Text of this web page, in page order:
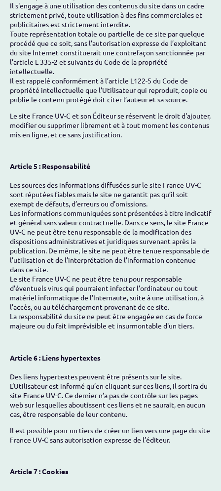
Il s'engage à une utilisation des contenus du site dans un cadre
strictement privé, toute utilisation à des fins commerciales et
publicitaires est strictement interdite.
Toute représentation totale ou partielle de ce site par quelque
procédé que ce soit, sans l’autorisation expresse de l’exploitant
du site Internet constituerait une contrefaçon sanctionnée par
l’article L 335-2 et suivants du Code de la propriété
intellectuelle.
Il est rappelé conformément à l’article L122-5 du Code de
propriété intellectuelle que l’Utilisateur qui reproduit, copie ou
publie le contenu protégé doit citer l’auteur et sa source.
Le site France UV-C et son Éditeur se réservent le droit d'ajouter,
modifier ou supprimer librement et à tout moment les contenus
mis en ligne, et ce sans justification.
Article 5 : Responsabilité
Les sources des informations diffusées sur le site France UV-C
sont réputées fiables mais le site ne garantit pas qu’il soit
exempt de défauts, d’erreurs ou d’omissions.
Les informations communiquées sont présentées à titre indicatif
et général sans valeur contractuelle. Dans ce sens, le site France
UV-C ne peut être tenu responsable de la modification des
dispositions administratives et juridiques survenant après la
publication. De même, le site ne peut être tenue responsable de
l’utilisation et de l’interprétation de l’information contenue
dans ce site.
Le site France UV-C ne peut être tenu pour responsable
d’éventuels virus qui pourraient infecter l’ordinateur ou tout
matériel informatique de l’Internaute, suite à une utilisation, à
l’accès, ou au téléchargement provenant de ce site.
La responsabilité du site ne peut être engagée en cas de force
majeure ou du fait imprévisible et insurmontable d'un tiers.
Article 6 : Liens hypertextes
Des liens hypertextes peuvent être présents sur le site.
L’Utilisateur est informé qu’en cliquant sur ces liens, il sortira du
site France UV-C. Ce dernier n’a pas de contrôle sur les pages
web sur lesquelles aboutissent ces liens et ne saurait, en aucun
cas, être responsable de leur contenu.
Il est possible pour un tiers de créer un lien vers une page du site
France UV-C sans autorisation expresse de l’éditeur.
Article 7 : Cookies